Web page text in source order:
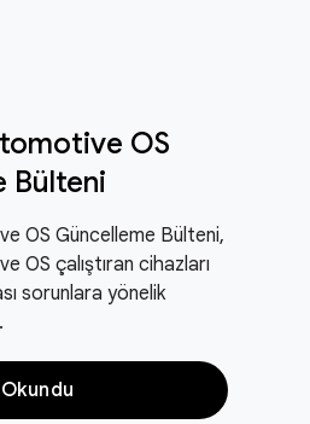
OS
Bülteni
OS Güncelleme Bülteni,
OS çalıştıran cihazları
sorunlara yönelik
Okundu